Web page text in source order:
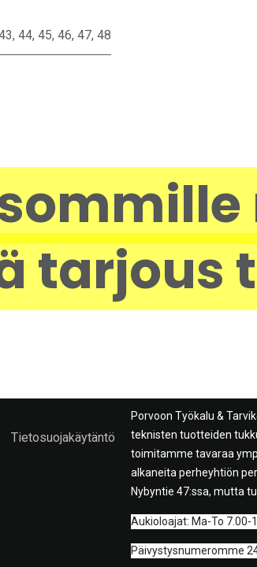
, 44, 45, 46, 47, 48
tarjous
Tietosuojakäytäntö
Porvoon Työkalu &
teknisten tuotteiden
toimitamme tavaraa
alkaneita perheyhtiön
Nybyntie 47:ssa, mutta
Aukioloajat: Ma-To 7.00-
Päivystysnumeromme